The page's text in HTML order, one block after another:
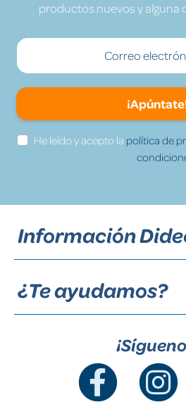
productos nuevos y alguna
He leído y acepto la política de
Información
¿Te ayudamos?